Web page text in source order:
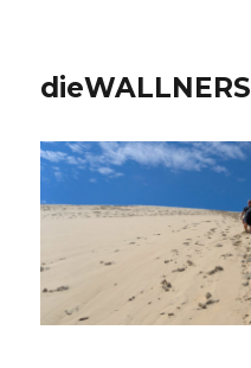
dieWALLNERS